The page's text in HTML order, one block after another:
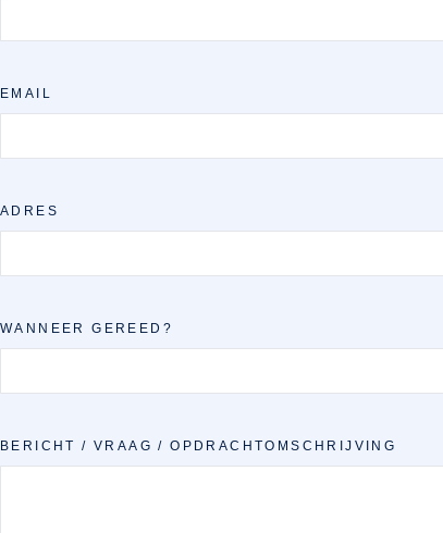
EMAIL
ADRES
WANNEER GEREED?
BERICHT / VRAAG / OPDRACHTOMSCHRIJVING